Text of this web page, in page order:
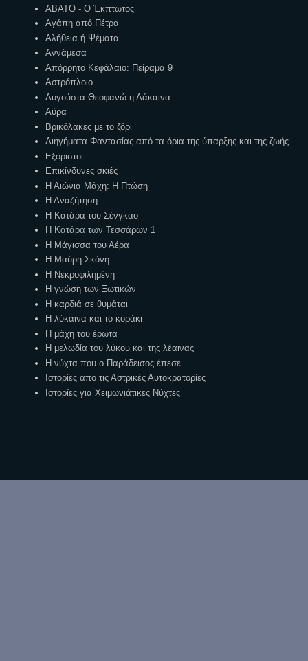
ΑΒΑΤΟ - Ο Έκπτωτος
Αγάπη από Πέτρα
Αλήθεια ή Ψέματα
Αννάμεσα
Απόρρητο Κεφάλαιο: Πείραμα 9
Αστρόπλοιο
Αυγούστα Θεοφανώ η Λάκαινα
Αύρα
Βρικόλακες με το ζόρι
Διηγήματα Φαντασίας από τα όρια της ύπαρξης και της ζωής
Εξόριστοι
Επικίνδυνες σκιές
Η Αιώνια Μάχη: Η Πτώση
Η Αναζήτηση
Η Κατάρα του Σένγκαο
Η Κατάρα των Τεσσάρων 1
Η Μάγισσα του Αέρα
Η Μαύρη Σκόνη
Η Νεκροφιλημένη
Η γνώση των Ξωτικών
Η καρδιά σε θυμάται
Η λύκαινα και το κοράκι
Η μάχη του έρωτα
Η μελωδία του λύκου και της λέαινας
Η νύχτα που ο Παράδεισος έπεσε
Ιστορίες απο τις Αστρικές Αυτοκρατορίες
Ιστορίες για Χειμωνιάτικες Νύχτες